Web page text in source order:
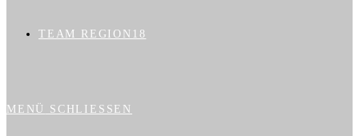
TEAM REGION18
MENÜ SCHLIESSEN